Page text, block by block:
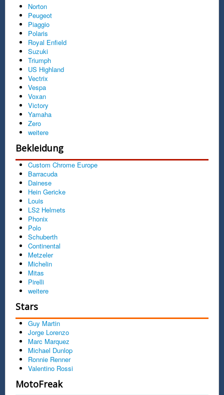
Norton
Peugeot
Piaggio
Polaris
Royal Enfield
Suzuki
Triumph
US Highland
Vectrix
Vespa
Voxan
Victory
Yamaha
Zero
weitere
Bekleidung
Custom Chrome Europe
Barracuda
Dainese
Hein Gericke
Louis
LS2 Helmets
Phonix
Polo
Schuberth
Continental
Metzeler
Michelin
Mitas
Pirelli
weitere
Stars
Guy Martin
Jorge Lorenzo
Marc Marquez
Michael Dunlop
Ronnie Renner
Valentino Rossi
MotoFreak